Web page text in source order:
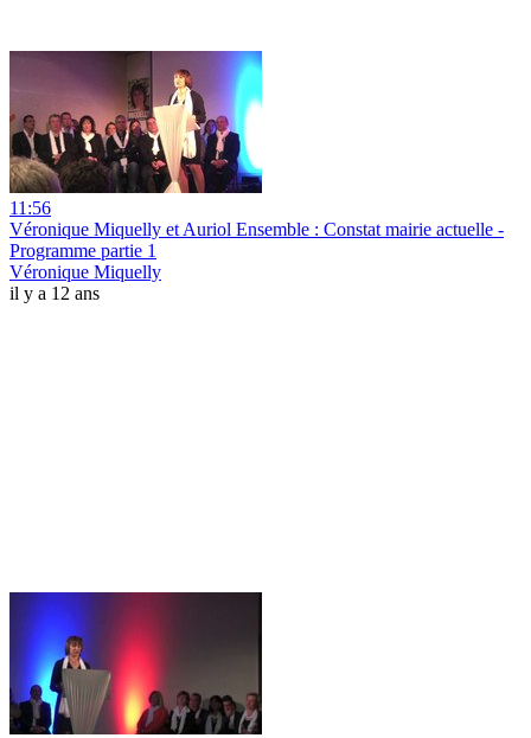
11:56
Véronique Miquelly et Auriol Ensemble : Constat mairie actuelle -
Programme partie 1
Véronique Miquelly
il y a 12 ans